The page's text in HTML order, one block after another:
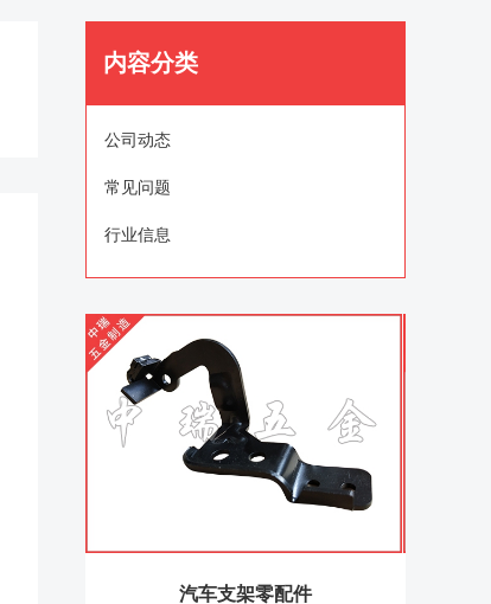
内容分类
公司动态
常见问题
行业信息
汽车支架零配件